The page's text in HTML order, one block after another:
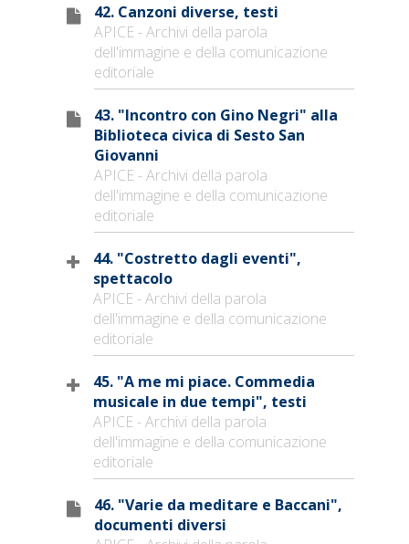
42. Canzoni diverse, testi
APICE - Archivi della parola
dell'immagine e della comunicazione
editoriale
43. "Incontro con Gino Negri" alla
Biblioteca civica di Sesto San
Giovanni
APICE - Archivi della parola
dell'immagine e della comunicazione
editoriale
44. "Costretto dagli eventi",
spettacolo
APICE - Archivi della parola
dell'immagine e della comunicazione
editoriale
45. "A me mi piace. Commedia
musicale in due tempi", testi
APICE - Archivi della parola
dell'immagine e della comunicazione
editoriale
46. "Varie da meditare e Baccani",
documenti diversi